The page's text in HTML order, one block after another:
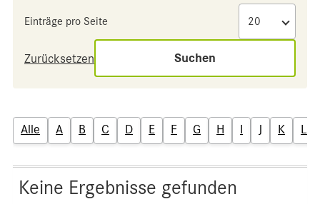
Einträge pro Seite
Zurücksetzen Suchen
Alle A B C D E F G H I J K L
Keine Ergebnisse gefunden